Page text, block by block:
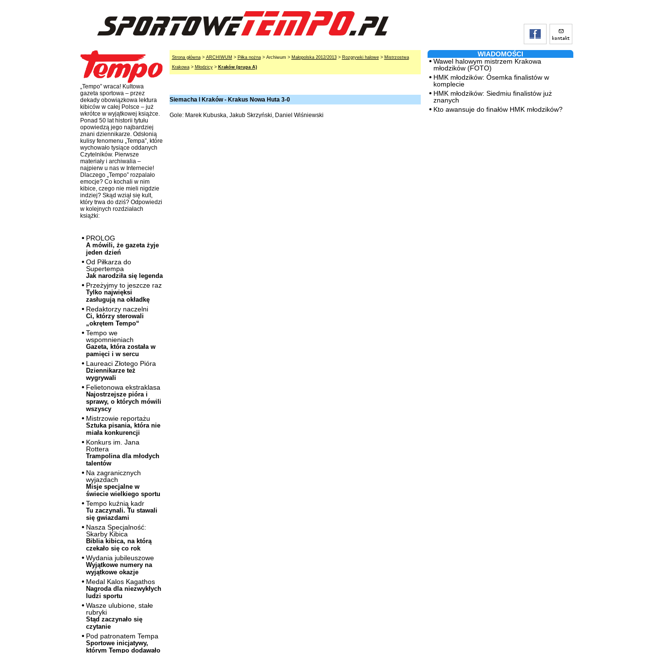
„Tempo” wraca! Kultowa
gazeta sportowa – przez
dekady obowiązkowa lektura
kibiców w całej Polsce – już
wkrótce w wyjątkowej książce.
Ponad 50 lat historii tytułu
opowiedzą jego najbardziej
znani dziennikarze. Odsłonią
kulisy fenomenu „Tempa”, które
wychowało tysiące oddanych
Czytelników. Pierwsze
materiały i archiwalia –
najpierw u nas w Internecie!
Dlaczego „Tempo” rozpalało
emocje? Co kochali w nim
kibice, czego nie mieli nigdzie
indziej? Skąd wziął się kult,
który trwa do dziś? Odpowiedzi
w kolejnych rozdziałach
książki:
PROLOG
A mówili, że gazeta żyje
jeden dzień
Od Piłkarza do
Supertempa
Jak narodziła się legenda
Przeżyjmy to jeszcze raz
Tylko najwięksi
zasługują na okładkę
Redaktorzy naczelni
Ci, którzy sterowali
„okrętem Tempo“
Tempo we
wspomnieniach
Gazeta, która została w
pamięci i w sercu
Laureaci Złotego Pióra
Dziennikarze też
wygrywali
Felietonowa ekstraklasa
Najostrzejsze pióra i
sprawy, o których mówili
wszyscy
Mistrzowie reportażu
Sztuka pisania, która nie
miała konkurencji
Konkurs im. Jana
Rottera
Trampolina dla młodych
talentów
Na zagranicznych
wyjazdach
Misje specjalne w
świecie wielkiego sportu
Tempo kuźnią kadr
Tu zaczynali. Tu stawali
się gwiazdami
Nasza Specjalność:
Skarby Kibica
Biblia kibica, na którą
czekało się co rok
Wydania jubileuszowe
Wyjątkowe numery na
wyjątkowe okazje
Medal Kalos Kagathos
Nagroda dla niezwykłych
ludzi sportu
Wasze ulubione, stałe
rubryki
Stąd zaczynało się
czytanie
Pod patronatem Tempa
Sportowe inicjatywy,
którym Tempo dodawało
Strona główna> ARCHIWUM > Piłka nożna> Archiwum > Małopolska 2012/2013> Rozgrywki halowe> Mistrzostwa
Krakowa> Młodzicy> Kraków (grupa A)
Siemacha I Kraków - Krakus Nowa Huta 3-0
Gole: Marek Kubuska, Jakub Skrzyński, Daniel Wiśniewski
WIADOMOŚCI
Wawel halowym mistrzem Krakowa
młodzików (FOTO)
HMK młodzików: Ósemka finalistów w
komplecie
HMK młodzików: Siedmiu finalistów już
znanych
Kto awansuje do finałów HMK młodzików?